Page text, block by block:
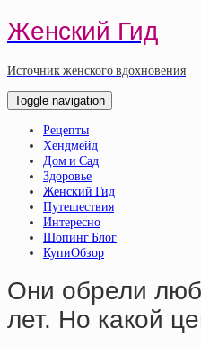
Женский Гид
Источник женского вдохновения
Toggle navigation
Рецепты
Хендмейд
Дом и Сад
Здоровье
Женский Гид
Путешествия
Интересно
Шопинг Блог
КупиОбзор
Они обрели
лет. Но какой